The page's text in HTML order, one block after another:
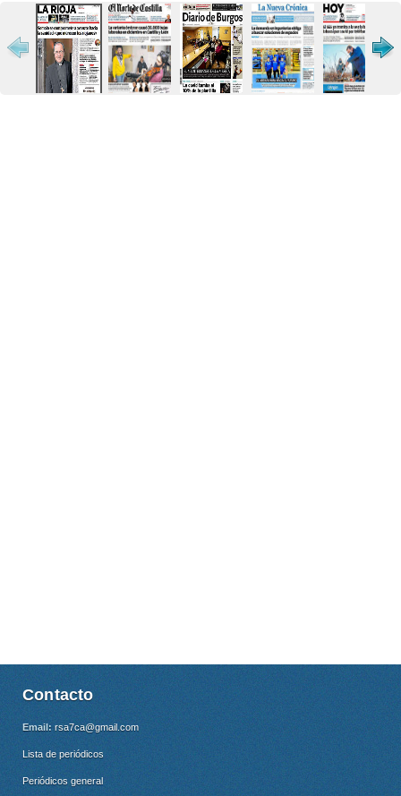
Contacto
Email: rsa7ca@gmail.com
Lista de periódicos
Periódicos general